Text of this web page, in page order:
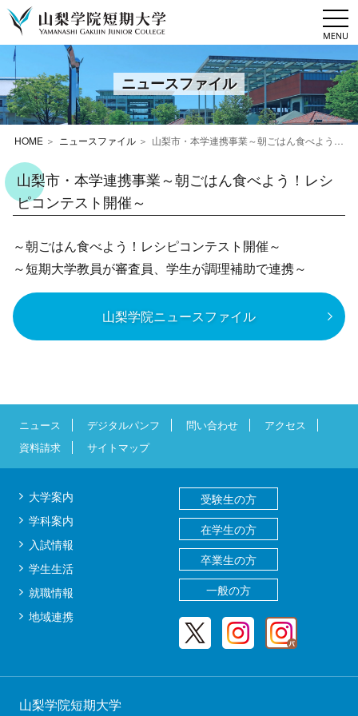
ニュースファイル
HOME ニュースファイル 山梨市・本学連携事業～朝ごはん食べよう！レシピコンテスト開催～
山梨市・本学連携事業～朝ごはん食べよう！レシ
ピコンテスト開催～
～朝ごはん食べよう！レシピコンテスト開催～
～短期大学教員が審査員、学生が調理補助で連携～
山梨学院ニュースファイル
ニュース デジタルパンフ 問い合わせ
アクセス
資料請求
サイトマップ
大学案内
学科案内
入試情報
学生生活
就職情報
地域連携
受験生の方
在学生の方
卒業生の方
一般の方
山梨学院短期大学